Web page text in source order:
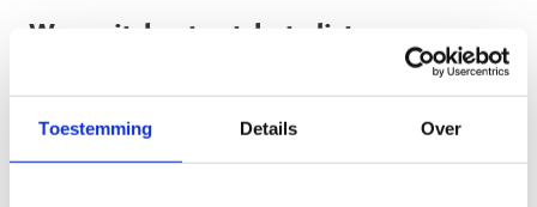
Toestemming Details Over
Waaruit bestaat het dirt-
Het nieuwe dirt-jumpparcours op het domein van Sport